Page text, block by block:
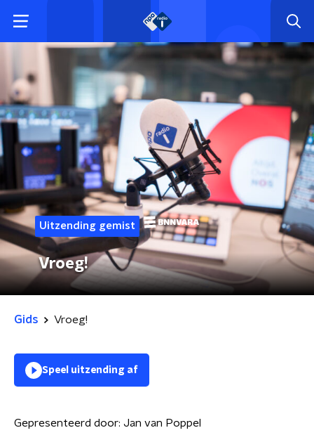
Uitzending gemist
Vroeg!
Gids Vroeg!
Speel uitzending af
Gepresenteerd door: Jan van Poppel